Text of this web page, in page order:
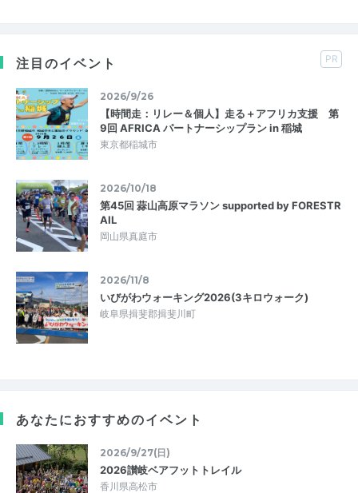
注目のイベント PR
2026/9/26
【時間走：リレー＆個人】走る＋アフリカ支援 第
9回 AFRICA パートナーシップラン in 稲城
東京都稲城市
2026/10/18
第45回 蒜山高原マラソン supported by FORESTR
AIL
岡山県真庭市
2026/11/8
いびがわウォーキング2026(3キロウォーク)
岐阜県揖斐郡揖斐川町
あなたにおすすめのイベント
2026/9/27(日)
2026讃岐ベアフットトレイル
香川県高松市